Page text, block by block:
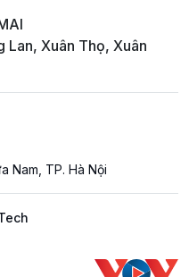
Lan, Xuân Thọ, Xuân
Nam, TP. Hà Nội